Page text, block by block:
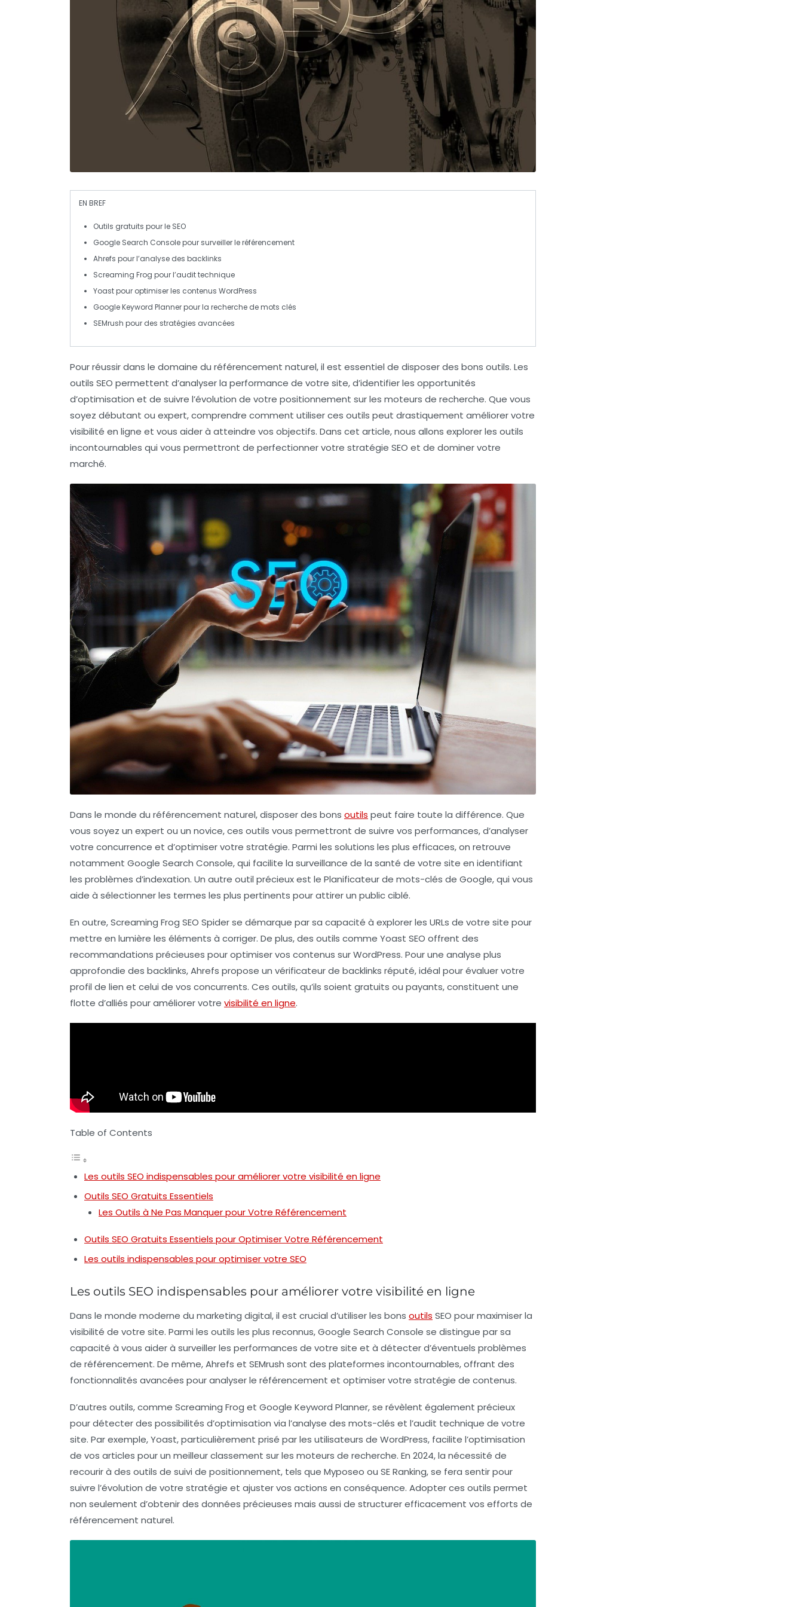
EN BREF
Outils gratuits pour le SEO
Google Search Consolepour surveiller le référencement
Ahrefs pour l’analyse des backlinks
Screaming Frog pour l’audit technique
Yoastpour optimiser les contenus WordPress
Google Keyword Plannerpour la recherche de mots clés
SEMrush pour des stratégies avancées
Pour réussir dans le domaine du référencement naturel, il est essentiel de disposer des bons outils. Les
outils SEO permettent d’analyser la performance de votre site, d’identifier les opportunités
d’optimisation et de suivre l’évolution de votre positionnement sur les moteurs de recherche. Que vous
soyez débutant ou expert, comprendre comment utiliser ces outils peut drastiquement améliorer votre
visibilité en ligne et vous aider à atteindre vos objectifs. Dans cet article, nous allons explorer les outils
incontournables qui vous permettront de perfectionner votre stratégie SEO et de dominer votre
marché.
Dans le monde du référencement naturel, disposer des bons outils peut faire toute la différence. Que
vous soyez un expert ou un novice, ces outils vous permettront de suivre vos performances, d’analyser
votre concurrence et d’optimiser votre stratégie. Parmi les solutions les plus efficaces, on retrouve
notamment Google Search Console, qui facilite la surveillance de la santé de votre site en identifiant
les problèmes d’indexation. Un autre outil précieux est le Planificateur de mots-clés de Google, qui vous
aide à sélectionner les termes les plus pertinents pour attirer un public ciblé.
En outre,Screaming Frog SEO Spiderse démarque par sa capacité à explorer les URLs de votre site pour
mettre en lumière les éléments à corriger. De plus, des outils comme Yoast SEO offrent des
recommandations précieuses pour optimiser vos contenus sur WordPress. Pour une analyse plus
approfondie des backlinks,Ahrefs propose un vérificateur de backlinks réputé, idéal pour évaluer votre
profil de lien et celui de vos concurrents. Ces outils, qu’ils soient gratuits ou payants, constituent une
flotte d’alliés pour améliorer votre visibilité en ligne.
Table of Contents
Les outils SEO indispensables pour améliorer votre visibilité en ligne
Outils SEO Gratuits Essentiels
Les Outils à Ne Pas Manquer pour Votre Référencement
Outils SEO Gratuits Essentiels pour Optimiser Votre Référencement
Les outils indispensables pour optimiser votre SEO
Les outils SEO indispensables pour améliorer votre visibilité en ligne
Dans le monde moderne du marketing digital, il est crucial d’utiliser les bons outils SEO pour maximiser la
visibilité de votre site. Parmi les outils les plus reconnus,Google Search Console se distingue par sa
capacité à vous aider à surveiller les performances de votre site et à détecter d’éventuels problèmes
de référencement. De même,Ahrefs et SEMrush sont des plateformes incontournables, offrant des
fonctionnalités avancées pour analyser le référencement et optimiser votre stratégie de contenus.
D’autres outils, comme Screaming Frog et Google Keyword Planner, se révèlent également précieux
pour détecter des possibilités d’optimisation via l’analyse des mots-clés et l’audit technique de votre
site. Par exemple,Yoast, particulièrement prisé par les utilisateurs de WordPress, facilite l’optimisation
de vos articles pour un meilleur classement sur les moteurs de recherche. En 2024, la nécessité de
recourir à des outils de suivi de positionnement, tels que Myposeo ou SE Ranking, se fera sentir pour
suivre l’évolution de votre stratégie et ajuster vos actions en conséquence. Adopter ces outils permet
non seulement d’obtenir des données précieuses mais aussi de structurer efficacement vos efforts de
référencement naturel.